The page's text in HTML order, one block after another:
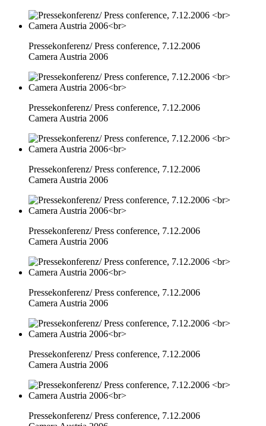
Pressekonferenz/ Press conference, 7.12.2006
Camera Austria 2006
Pressekonferenz/ Press conference, 7.12.2006
Camera Austria 2006
Pressekonferenz/ Press conference, 7.12.2006
Camera Austria 2006
Pressekonferenz/ Press conference, 7.12.2006
Camera Austria 2006
Pressekonferenz/ Press conference, 7.12.2006
Camera Austria 2006
Pressekonferenz/ Press conference, 7.12.2006
Camera Austria 2006
Pressekonferenz/ Press conference, 7.12.2006